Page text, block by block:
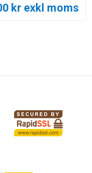
kr exkl moms